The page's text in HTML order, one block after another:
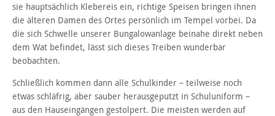
sie hauptsächlich Klebereis ein, richtige Speisen bringen ihnen
die älteren Damen des Ortes persönlich im Tempel vorbei. Da
die sich Schwelle unserer Bungalowanlage beinahe direkt neben
dem Wat befindet, lässt sich dieses Treiben wunderbar
beobachten.
Schließlich kommen dann alle Schulkinder – teilweise noch
etwas schläfrig, aber sauber herausgeputzt in Schuluniform –
aus den Hauseingängen gestolpert. Die meisten werden auf